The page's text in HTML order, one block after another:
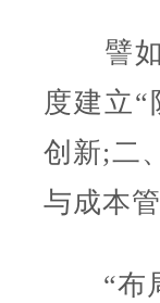
譬如
度建立
创新;二
与成本管
“布局